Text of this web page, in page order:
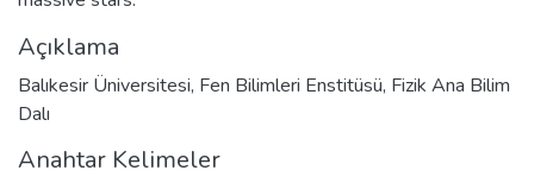
Açıklama
Balıkesir Üniversitesi, Fen Bilimleri Enstitüsü, Fizik Ana Bilim
Dalı
Anahtar Kelimeler